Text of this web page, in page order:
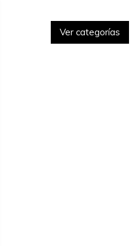
Ver categorías